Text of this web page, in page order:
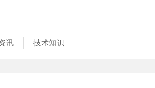
讯 技术知识